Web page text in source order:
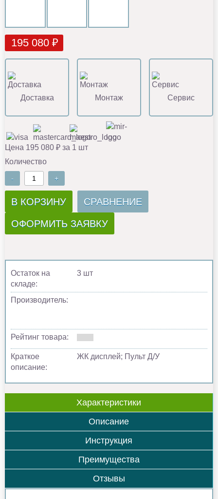
195 080 ₽
Доставка Монтаж Сервис
Цена 195 080 ₽ за 1 шт
Количество
- +
В КОРЗИНУ СРАВНЕНИЕ
ОФОРМИТЬ ЗАЯВКУ
Остаток на
складе:
3 шт
Производитель:
Рейтинг товара:
Краткое
описание:
ЖК дисплей; Пульт Д/У
Характеристики
Описание
Инструкция
Преимущества
Отзывы